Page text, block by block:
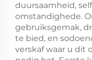
duursaamheid,
omstandighede.
gebruiksgemak,
te bied, en
verskaf waar u dit